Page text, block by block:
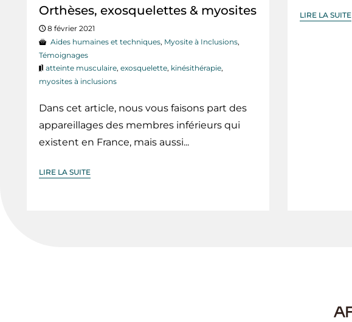
Orthèses, exosquelettes & myosites
8 février 2021
Aides humaines et techniques, Myosite à Inclusions,
Témoignages
atteinte musculaire, exosquelette, kinésithérapie,
myosites à inclusions
Dans cet article, nous vous faisons part des
appareillages des membres inférieurs qui
existent en France, mais aussi...
LIRE LA SUITE
LIRE LA SUITE